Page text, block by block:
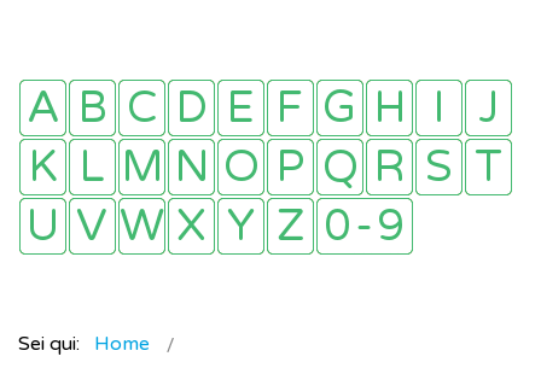
Sei qui:
Home